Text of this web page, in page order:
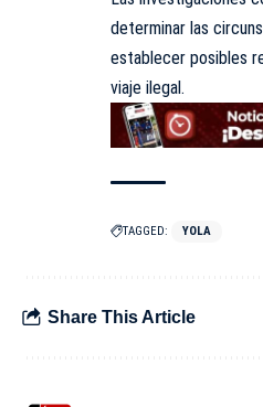
determinar las
establecer posibles
viaje ilegal.
TAGGED: YOLA
Share This Article